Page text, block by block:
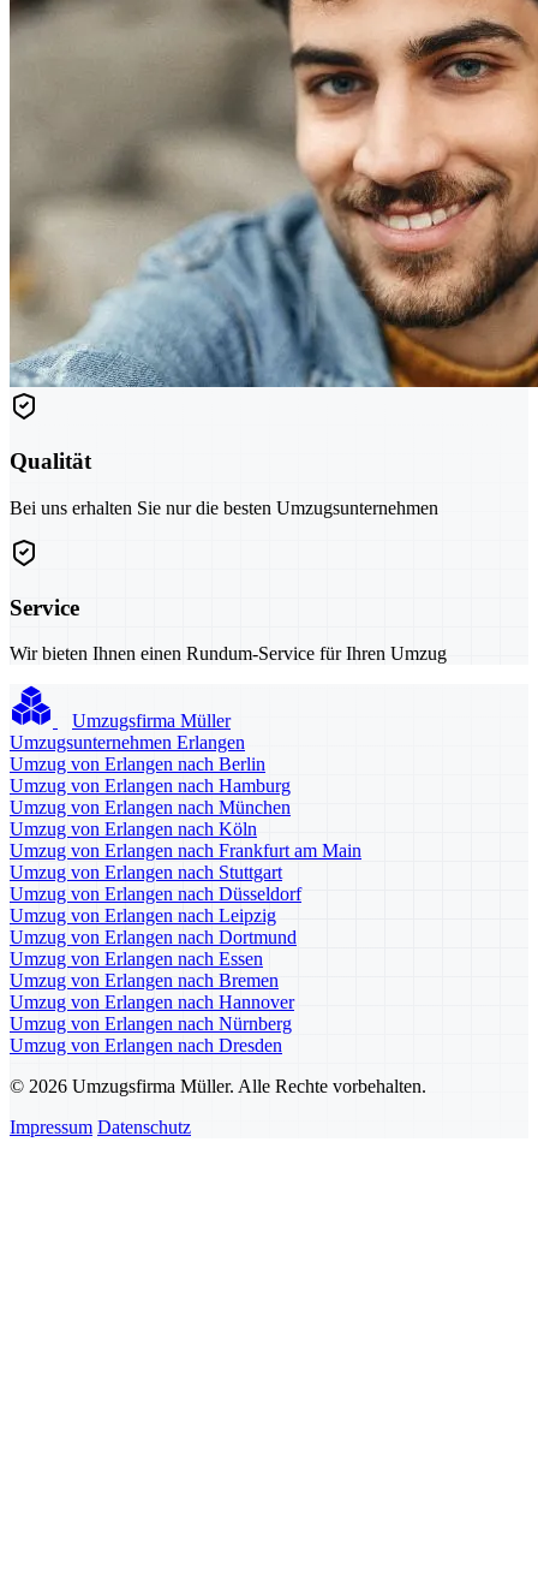
Qualität
Bei uns erhalten Sie nur die besten Umzugsunternehmen
Service
Wir bieten Ihnen einen Rundum-Service für Ihren Umzug
Umzugsfirma Müller
Umzugsunternehmen Erlangen
Umzug von Erlangen nach Berlin
Umzug von Erlangen nach Hamburg
Umzug von Erlangen nach München
Umzug von Erlangen nach Köln
Umzug von Erlangen nach Frankfurt am Main
Umzug von Erlangen nach Stuttgart
Umzug von Erlangen nach Düsseldorf
Umzug von Erlangen nach Leipzig
Umzug von Erlangen nach Dortmund
Umzug von Erlangen nach Essen
Umzug von Erlangen nach Bremen
Umzug von Erlangen nach Hannover
Umzug von Erlangen nach Nürnberg
Umzug von Erlangen nach Dresden
© 2026 Umzugsfirma Müller. Alle Rechte vorbehalten.
Impressum Datenschutz